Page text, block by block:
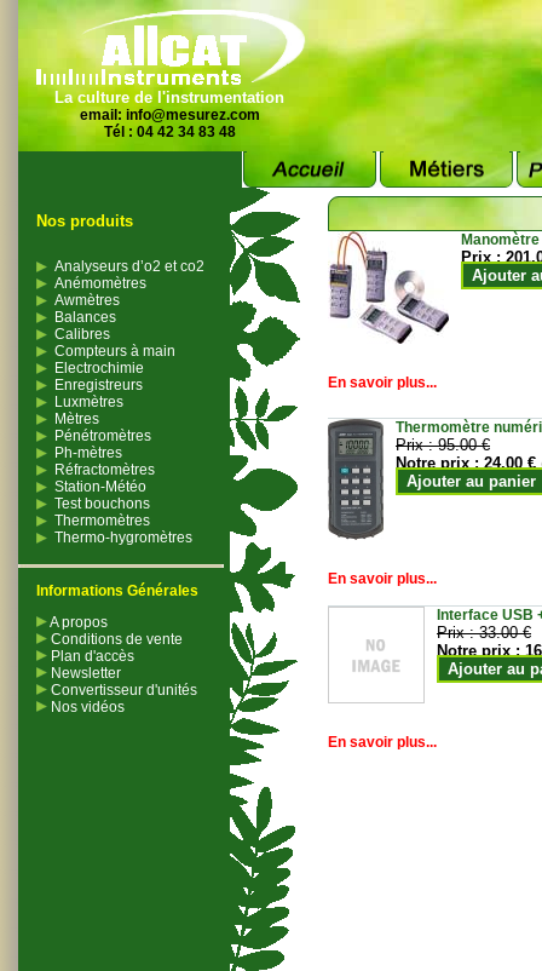
La culture de l'instrumentation
email: info@mesurez.com
Tél : 04 42 34 83 48
Nos produits
Analyseurs d’o2 et co2
Anémomètres
Awmètres
Balances
Calibres
Compteurs à main
Electrochimie
Enregistreurs
Luxmètres
Mètres
Pénétromètres
Ph-mètres
Réfractomètres
Station-Météo
Test bouchons
Thermomètres
Thermo-hygromètres
Informations Générales
A propos
Conditions de vente
Plan d'accès
Newsletter
Convertisseur d'unités
Nos vidéos
Prix :
Ajouter
En savoir plus...
Thermomètre
Prix :95.00 €
Notre prix :24.00 €
Ajouter au panier
En savoir plus...
Interface USB
Prix :33.00 €
Notre prix :
Ajouter au
En savoir plus...